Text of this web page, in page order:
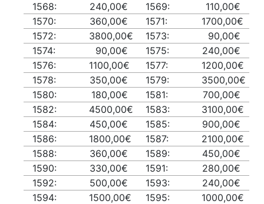
1568:
240,00€ 1569:
110,00€
1570:
360,00€ 1571:
1700,00€
1572:
3800,00€ 1573:
90,00€
1574:
90,00€ 1575:
240,00€
1576:
1100,00€ 1577:
1200,00€
1578:
350,00€ 1579:
3500,00€
1580:
180,00€ 1581:
700,00€
1582:
4500,00€ 1583:
3100,00€
1584:
450,00€ 1585:
900,00€
1586:
1800,00€ 1587:
2100,00€
1588:
360,00€ 1589:
450,00€
1590:
330,00€ 1591:
280,00€
1592:
500,00€ 1593:
240,00€
1594:
1500,00€ 1595:
1000,00€